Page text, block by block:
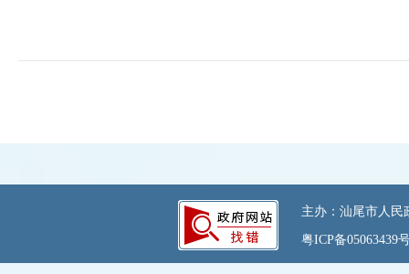
主办：汕尾市人民
粤ICP备05063439